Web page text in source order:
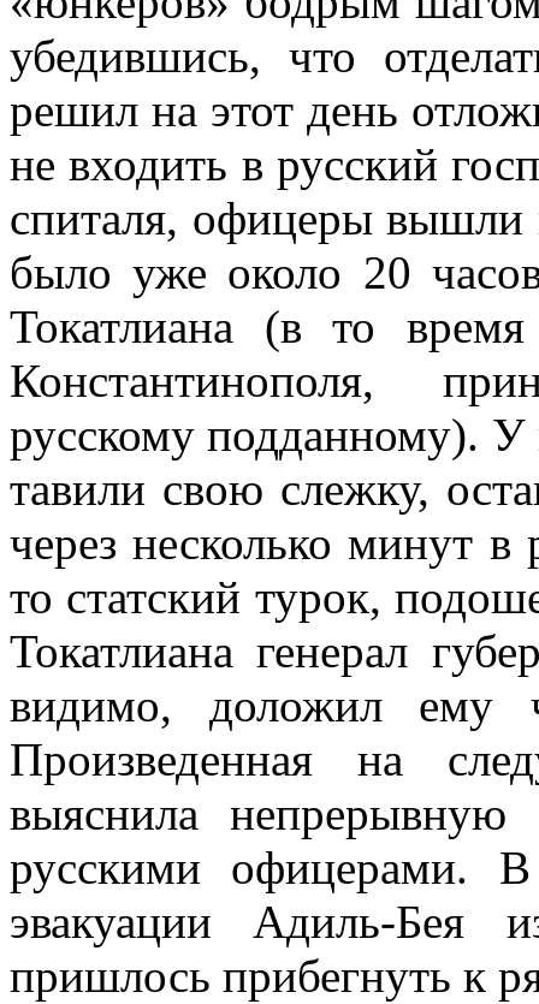
убедившись, что
решил на этот день
не входить в русский
спиталя, офицеры вышли
было уже около 20
Токатлиана (в то
Константинополя,
русскому под­данному).
тавили свою слежку,
через несколько минут
то статский турок,
Токатлиана генерал
видимо, доложил ему
Произведенная на
выяснила
русскими офицерами.
эвакуации Адиль-Бея
пришлось прибегнуть к